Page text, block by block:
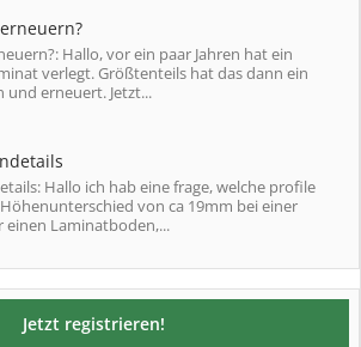
Hallo, vor ein paar Jahren hat ein
verlegt. Größtenteils hat das dann ein
und erneuert. Jetzt...
Hallo ich hab eine frage, welche profile
von ca 19mm bei einer
einen Laminatboden,...
Jetzt registrieren!